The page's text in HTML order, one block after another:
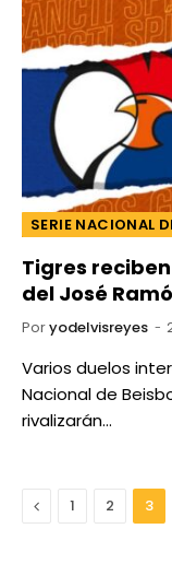
SERIE NACIONAL
Tigres
del José
Poryodelvisreyes
Varios duelos
Nacional de
rivalizarán…
Anterior
1 2 3